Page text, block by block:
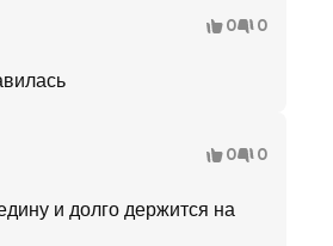
0 0
0 0
и долго держится на